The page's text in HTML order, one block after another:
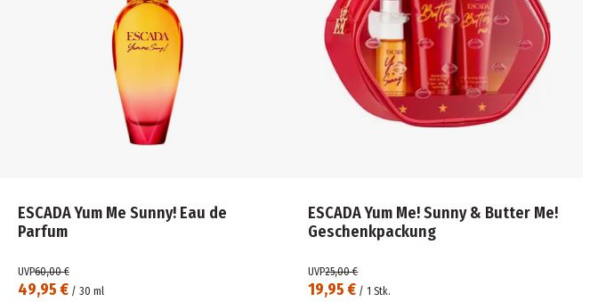
ESCADA Yum Me Sunny! Eau de
Parfum
49,95 €/ 30 ml
UVP60,00 €
ESCADA Yum Me! Sunny & Butter Me!
Geschenkpackung
19,95 € / 1 Stk.
UVP25,00 €